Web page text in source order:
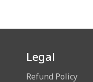
Legal
Refund Policy